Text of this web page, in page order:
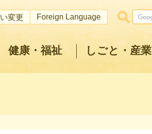
変更 Foreign Language
健康・福祉 しごと・産業